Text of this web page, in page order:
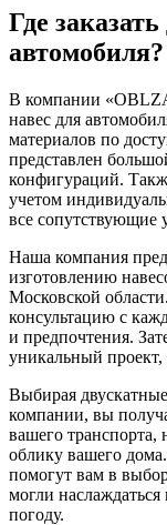
Где
автомобиля?
В компании
навес для
материалов по
представлен
конфигураций.
учетом
все сопутствующие
Наша компания
изготовлению
Московской
консультацию с
и предпочтения.
уникальный проект,
Выбирая
компании, вы
вашего
облику вашего
помогут вам в
могли
погоду.